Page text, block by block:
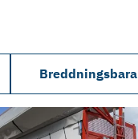
Breddningsbara